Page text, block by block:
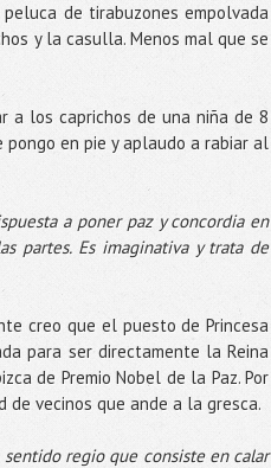
de tirabuzones empolvada
y la casulla. Menos mal que se
a los caprichos de una niña de 8
en pie y aplaudo a rabiar al
a poner paz y concordia en
partes. Es imaginativa y trata de
creo que el puesto de Princesa
para ser directamente la Reina
de Premio Nobel de la Paz. Por
de vecinos que ande a la gresca.
regio que consiste en calar